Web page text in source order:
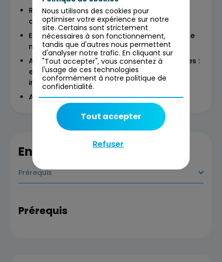
Rappels sur l'impact du numérique et
définitions
Evaluer l'impact environnemental d'un service
numérique
Améliorer un service numérique selon les axes :
efficacité énergétique, efficacité matérielle,
intensité carbone (carbon-aware)
Atelier pratique
En savoir plus
Prérequis
Prérequis
Nous utilisons des cookies pour
optimiser votre expérience sur notre
site. Certains sont strictement
nécessaires à son fonctionnement,
tandis que d'autres nous permettent
d'analyser notre trafic. En cliquant sur
"Tout accepter", vous consentez à
l'usage de ces technologies
conformément à notre politique de
confidentialité.
Refuser
Tout accepter